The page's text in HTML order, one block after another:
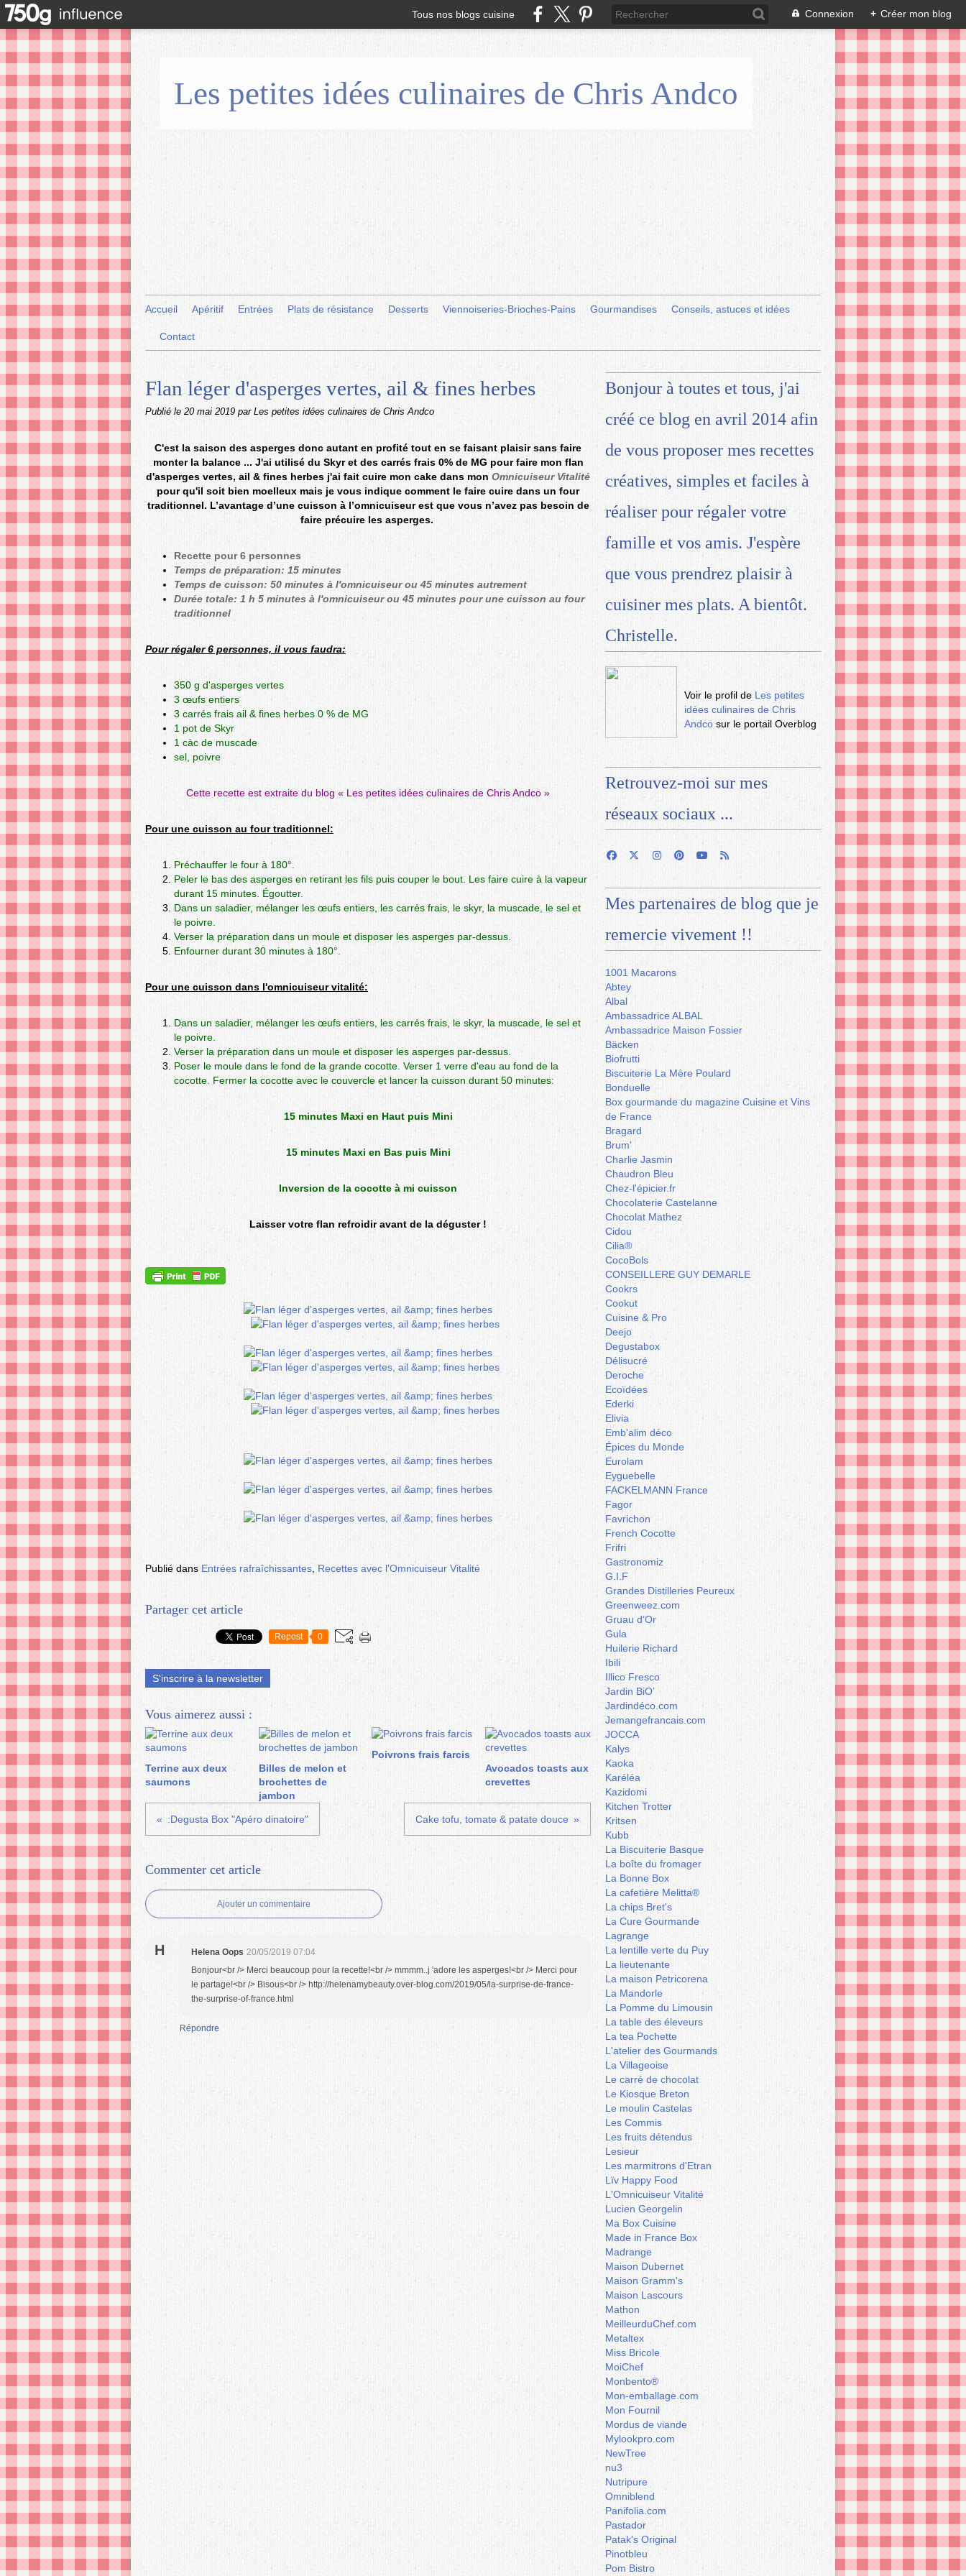
Tous nos blogs cuisine Connexion + Créer mon blog
Les petites idées culinaires de Chris Andco
Accueil Apéritif Entrées Plats de résistance Desserts Viennoiseries-Brioches-Pains Gourmandises Conseils, astuces et idées
Contact
Flan léger d'asperges vertes, ail & fines herbes
Publié le 20 mai 2019 par Les petites idées culinaires de Chris Andco
C'est la saison des asperges donc autant en profité tout en se faisant plaisir sans faire
monter la balance ... J'ai utilisé du Skyr et des carrés frais 0% de MG pour faire mon flan
d'asperges vertes, ail & fines herbes j'ai fait cuire mon cake dans mon Omnicuiseur Vitalité
pour qu'il soit bien moelleux mais je vous indique comment le faire cuire dans un four
traditionnel. L’avantage d’une cuisson à l’omnicuiseur est que vous n’avez pas besoin de
faire précuire les asperges.
Recette pour 6 personnes
Temps de préparation: 15 minutes
Temps de cuisson: 50 minutes à l'omnicuiseur ou 45 minutes autrement
Durée totale: 1 h 5 minutes à l'omnicuiseur ou 45 minutes pour une cuisson au four
traditionnel
Pour régaler 6 personnes, il vous faudra:
350 g d'asperges vertes
3 œufs entiers
3 carrés frais ail & fines herbes 0 % de MG
1 pot de Skyr
1 càc de muscade
sel, poivre
Cette recette est extraite du blog « Les petites idées culinaires de Chris Andco »
Pour une cuisson au four traditionnel:
Préchauffer le four à 180°.
Peler le bas des asperges en retirant les fils puis couper le bout. Les faire cuire à la vapeur
durant 15 minutes. Égoutter.
Dans un saladier, mélanger les œufs entiers, les carrés frais, le skyr, la muscade, le sel et
le poivre.
Verser la préparation dans un moule et disposer les asperges par-dessus.
Enfourner durant 30 minutes à 180°.
Pour une cuisson dans l'omnicuiseur vitalité:
Dans un saladier, mélanger les œufs entiers, les carrés frais, le skyr, la muscade, le sel et
le poivre.
Verser la préparation dans un moule et disposer les asperges par-dessus.
Poser le moule dans le fond de la grande cocotte. Verser 1 verre d'eau au fond de la
cocotte. Fermer la cocotte avec le couvercle et lancer la cuisson durant 50 minutes:
15 minutes Maxi en Haut puis Mini
15 minutes Maxi en Bas puis Mini
Inversion de la cocotte à mi cuisson
Laisser votre flan refroidir avant de la déguster !
Publié dans Entrées rafraîchissantes Recettes avec l'Omnicuiseur Vitalité
Partager cet article
Repost 0
S'inscrire à la newsletter
Vous aimerez aussi :
Terrine aux deux
saumons
Billes de melon et
brochettes de
jambon
Poivrons frais farcis
Avocados toasts aux
crevettes
:Degusta Box "Apéro dinatoire" Cake tofu, tomate & patate douce
Commenter cet article
Ajouter un commentaire
H Helena Oops 20/05/2019 07:04
Bonjour<br /> Merci beaucoup pour la recette!<br /> mmmm..j 'adore les asperges!<br /> Merci pour
le partage!<br /> Bisous<br /> http://helenamybeauty.over-blog.com/2019/05/la-surprise-de-france-
the-surprise-of-france.html
Répondre
Bonjour à toutes et tous, j'ai
créé ce blog en avril 2014 afin
de vous proposer mes recettes
créatives, simples et faciles à
réaliser pour régaler votre
famille et vos amis. J'espère
que vous prendrez plaisir à
cuisiner mes plats. A bientôt.
Christelle.
Voir le profil de Les petites
idées culinaires de Chris
Andco sur le portail Overblog
Retrouvez-moi sur mes
réseaux sociaux ...
Mes partenaires de blog que je
remercie vivement !!
1001 Macarons
Abtey
Albal
Ambassadrice ALBAL
Ambassadrice Maison Fossier
Bäcken
Biofrutti
Biscuiterie La Mère Poulard
Bonduelle
Box gourmande du magazine Cuisine et Vins
de France
Bragard
Brum'
Charlie Jasmin
Chaudron Bleu
Chez-l'épicier.fr
Chocolaterie Castelanne
Chocolat Mathez
Cidou
Cilia®
CocoBols
CONSEILLERE GUY DEMARLE
Cookrs
Cookut
Cuisine & Pro
Deejo
Degustabox
Délisucré
Deroche
Ecoïdées
Ederki
Elivia
Emb'alim déco
Épices du Monde
Eurolam
Eyguebelle
FACKELMANN France
Fagor
Favrichon
French Cocotte
Frifri
Gastronomiz
G.I.F
Grandes Distilleries Peureux
Greenweez.com
Gruau d’Or
Gula
Huilerie Richard
Ibili
Illico Fresco
Jardin BiO’
Jardindéco.com
Jemangefrancais.com
JOCCA
Kalys
Kaoka
Karéléa
Kazidomi
Kitchen Trotter
Kritsen
Kubb
La Biscuiterie Basque
La boîte du fromager
La Bonne Box
La cafetière Melitta®
La chips Bret's
La Cure Gourmande
Lagrange
La lentille verte du Puy
La lieutenante
La maison Petricorena
La Mandorle
La Pomme du Limousin
La table des éleveurs
La tea Pochette
L'atelier des Gourmands
La Villageoise
Le carré de chocolat
Le Kiosque Breton
Le moulin Castelas
Les Commis
Les fruits détendus
Lesieur
Les marmitrons d'Etran
Lïv Happy Food
L'Omnicuiseur Vitalité
Lucien Georgelin
Ma Box Cuisine
Made in France Box
Madrange
Maison Dubernet
Maison Gramm's
Maison Lascours
Mathon
MeilleurduChef.com
Metaltex
Miss Bricole
MoiChef
Monbento®
Mon-emballage.com
Mon Fournil
Mordus de viande
Mylookpro.com
NewTree
nu3
Nutripure
Omniblend
Panifolia.com
Pastador
Patak's Original
Pinotbleu
Pom Bistro